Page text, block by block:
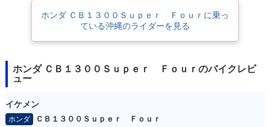
2019年 CB1300 SU
2019年 CB1300 SU
2018年 CB1300 SU
ホンダ ＣＢ１３００Ｓｕｐｅｒ Ｆｏｕｒに乗っ
ている沖縄のライダーを見る
ホンダ ＣＢ１３００Ｓｕｐｅｒ Ｆｏｕｒのバイクレビ
ュー
イケメン
ホンダ
ＣＢ１３００Ｓｕｐｅｒ Ｆｏｕｒ